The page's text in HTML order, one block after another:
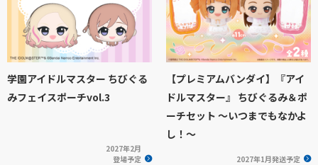
学園アイドルマスター ちびぐる
みフェイスポーチvol.3
2027年2月
登場予定
【プレミアムバンダイ】『アイ
ドルマスター』 ちびぐるみ＆ポ
ーチセット ～いつまでもなかよ
し！～
2027年1月発送予定